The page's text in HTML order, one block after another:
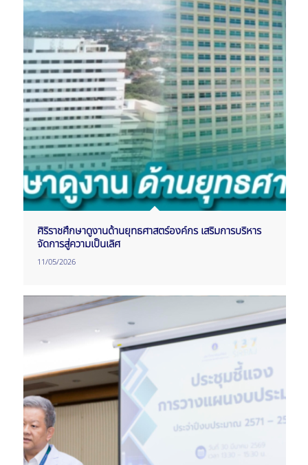
ศิริราชศึกษาดูงานด้านยุทธศาสตร์องค์กร เสริมการบริหาร
จัดการสู่ความเป็นเลิศ
11/05/2026